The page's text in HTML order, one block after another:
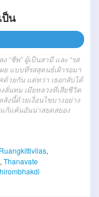
ป็น
“ชีพ” ผู้เป็นสามี และ “รส
ย แบบที่รสสุคนธ์เฝ้ารอมา
วยกัน แต่ทว่า เธอกลับได้
นทม เมียหลวงที่เสียชีวิต
งนี้ด้วยเงื่อนไขบางอย่าง
ก้แค้นอันน่าสยดสยอง
,
, Thanavate